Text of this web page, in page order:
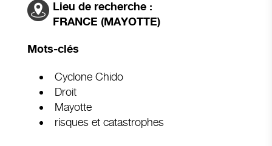
Lieu de recherche :
FRANCE (MAYOTTE)
Mots-clés
Cyclone Chido
Droit
Mayotte
risques et catastrophes